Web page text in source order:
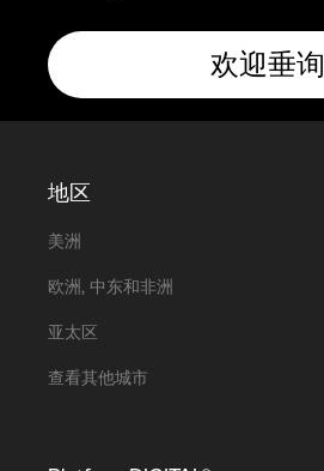
欢迎垂询
地区
美洲
欧洲, 中东和非洲
亚太区
查看其他城市